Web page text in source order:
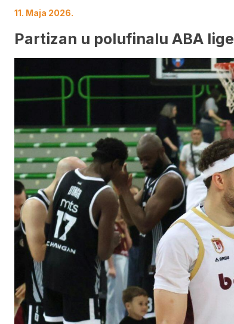
11. Maja 2026.
Partizan u polufinalu ABA lige